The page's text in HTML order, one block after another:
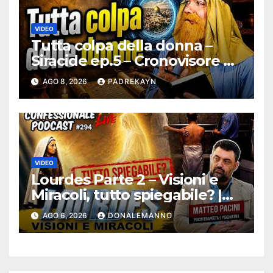
VIDEO
Tutta colpa della donna –
Siracide ep.5 – Cronovisore e
Bibbia
AGO 8, 2026 PADREKAYN
VIDEO
Lourdes Parte 2 – Visioni e
Miracoli, tutto spiegabile? |
Debunking |
#ConfessionalePodcast 294
AGO 6, 2026 DONALEMANNO